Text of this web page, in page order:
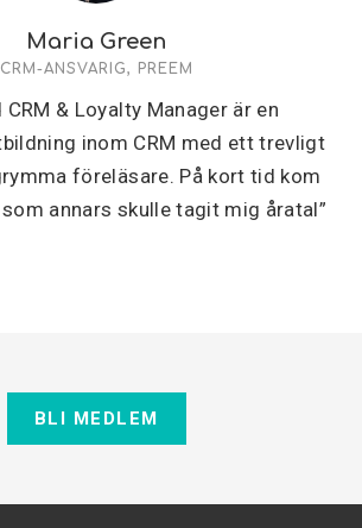
Maria Green
CRM-ANSVARIG, PREEM
& Loyalty Manager är en
inom CRM med ett trevligt
föreläsare. På kort tid kom
annars skulle tagit mig åratal”
BLI MEDLEM